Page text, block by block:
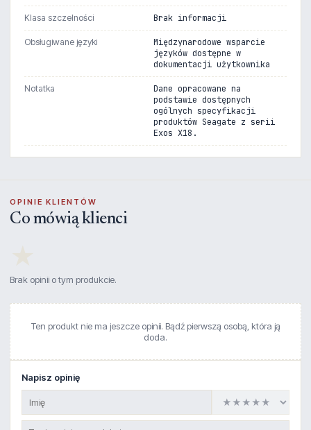
Klasa szczelności Brak informacji
Obsługiwane języki
Międzynarodowe wsparcie
języków dostępne w
dokumentacji użytkownika
Notatka
Dane opracowane na
podstawie dostępnych
ogólnych specyfikacji
produktów Seagate z serii
Exos X18.
OPINIE KLIENTÓW
Co mówią klienci
Brak opinii o tym produkcie.
Ten produkt nie ma jeszcze opinii. Bądź pierwszą osobą, która ją
doda.
Napisz opinię